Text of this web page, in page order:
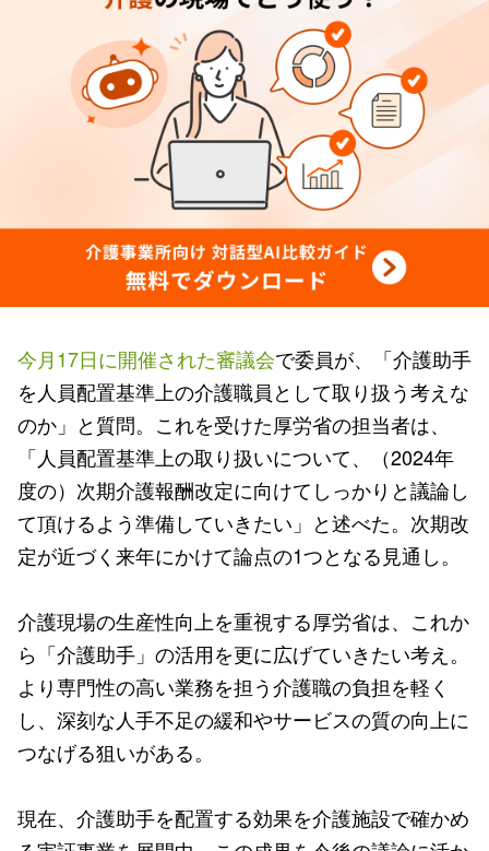
今月17日に開催された審議会で委員が、「介護助手
を人員配置基準上の介護職員として取り扱う考えな
のか」と質問。これを受けた厚労省の担当者は、
「人員配置基準上の取り扱いについて、（2024年
度の）次期介護報酬改定に向けてしっかりと議論し
て頂けるよう準備していきたい」と述べた。次期改
定が近づく来年にかけて論点の1つとなる見通し。
介護現場の生産性向上を重視する厚労省は、これか
ら「介護助手」の活用を更に広げていきたい考え。
より専門性の高い業務を担う介護職の負担を軽く
し、深刻な人手不足の緩和やサービスの質の向上に
つなげる狙いがある。
現在、介護助手を配置する効果を介護施設で確かめ